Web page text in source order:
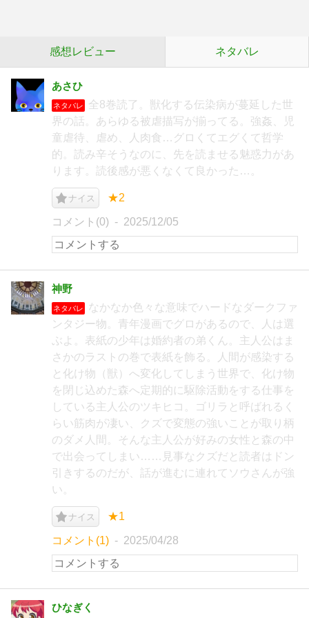
感想レビュー ネタバレ
あさひ
ネタバレ
全8巻読了。獣化する伝染病が蔓延した世
界の話。あらゆる被虐描写が揃ってる。強姦、児
童虐待、虐め、人肉食…グロくてエグくて哲学
的。読み辛そうなのに、先を読ませる魅惑力があ
ります。読後感が悪くなくて良かった…。
ナイス ★2
コメント(0) 2025/12/05
神野
ネタバレ
なかなか色々な意味でハードなダークファ
ンタジー物。青年漫画でグロがあるので、人は選
ぶよ。表紙の少年は婚約者の弟くん。主人公はま
さかのラストの巻で表紙を飾る。人間が感染する
と化け物（獣）へ変化してしまう世界で、化け物
を閉じ込めた森へ定期的に駆除活動をする仕事を
している主人公のツキヒコ。ゴリラと呼ばれるく
らい筋肉が凄い、クズで変態の強いことが取り柄
のダメ人間。そんな主人公が好みの女性と森の中
で出会ってしまい……見事なクズだと読者はドン
引きするのだが、話が進むに連れてソウさんが強
い。
ナイス ★1
コメント(1) 2025/04/28
ひなぎく